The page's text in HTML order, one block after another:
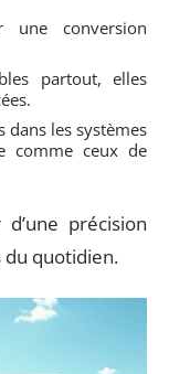
conversion
partout, elles
dans les systèmes
comme ceux de
précision
du quotidien.